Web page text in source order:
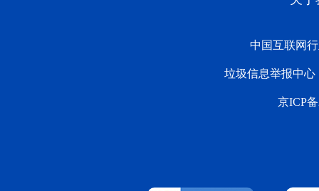
中国互联网
垃圾信息举报中心
京ICP